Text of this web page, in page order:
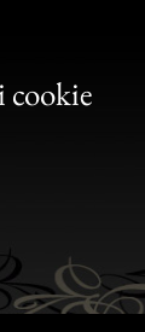
cookie